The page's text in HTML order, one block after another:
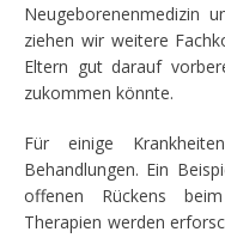
Neugeborenenmedizin
ziehen wir weitere
Eltern gut darauf
zukommen könnte.
Für einige
Behandlungen. Ein
offenen Rückens
Therapien werden